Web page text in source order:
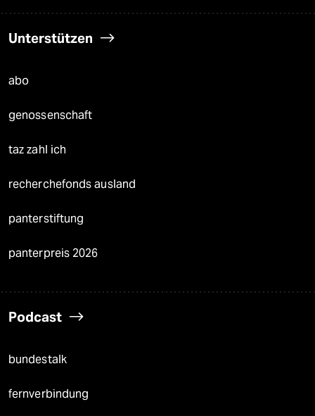
Unterstützen
abo
genossenschaft
taz zahl ich
recherchefonds ausland
panterstiftung
panterpreis 2026
Podcast
bundestalk
fernverbindung